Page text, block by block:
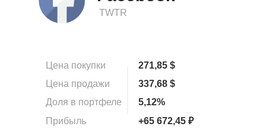
TWTR
Цена покупки
271,85 $
337,68 $
Доля в портфеле
Цена продажи
Прибыль
5,12%
+65 672,45 ₽